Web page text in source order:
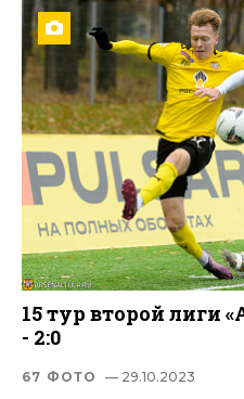
15 тур второй лиги
- 2:0
67 ФОТО — 29.10.2023